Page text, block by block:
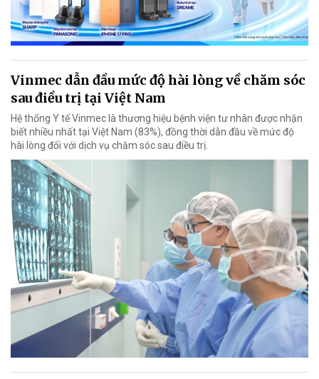
Vinmec dẫn đầu mức độ hài lòng về chăm sóc
sau điều trị tại Việt Nam
Hệ thống Y tế Vinmec là thương hiệu bệnh viện tư nhân được nhận
biết nhiều nhất tại Việt Nam (83%), đồng thời dẫn đầu về mức độ
hài lòng đối với dịch vụ chăm sóc sau điều trị.